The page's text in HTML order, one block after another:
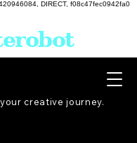
DIRECT, f08c47fec0942fa0
creative journey.